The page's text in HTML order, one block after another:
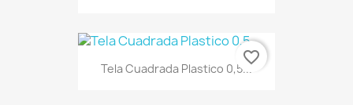
Tela Cuadrada Plastico 0,5...
favorite_border